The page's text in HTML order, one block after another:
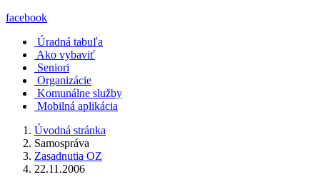
facebook
Úradná tabuľa
Ako vybaviť
Seniori
Organizácie
Komunálne služby
Mobilná aplikácia
Úvodná stránka
Samospráva
Zasadnutia OZ
22.11.2006